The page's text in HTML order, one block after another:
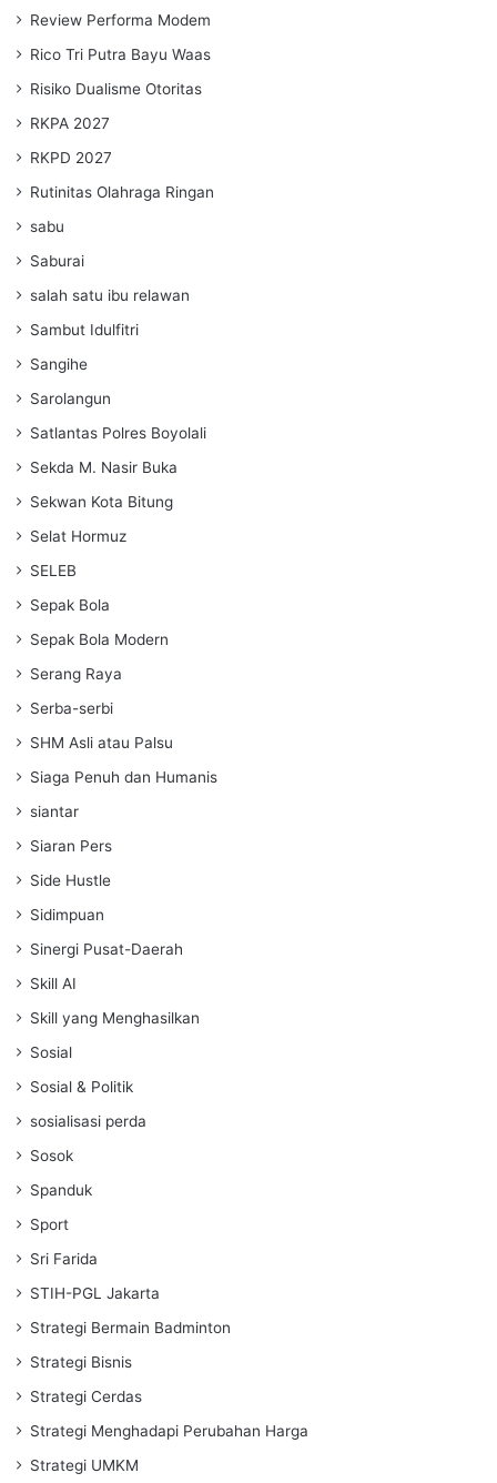
Review Performa Modem
Rico Tri Putra Bayu Waas
Risiko Dualisme Otoritas
RKPA 2027
RKPD 2027
Rutinitas Olahraga Ringan
sabu
Saburai
salah satu ibu relawan
Sambut Idulfitri
Sangihe
Sarolangun
Satlantas Polres Boyolali
Sekda M. Nasir Buka
Sekwan Kota Bitung
Selat Hormuz
SELEB
Sepak Bola
Sepak Bola Modern
Serang Raya
Serba-serbi
SHM Asli atau Palsu
Siaga Penuh dan Humanis
siantar
Siaran Pers
Side Hustle
Sidimpuan
Sinergi Pusat-Daerah
Skill AI
Skill yang Menghasilkan
Sosial
Sosial & Politik
sosialisasi perda
Sosok
Spanduk
Sport
Sri Farida
STIH-PGL Jakarta
Strategi Bermain Badminton
Strategi Bisnis
Strategi Cerdas
Strategi Menghadapi Perubahan Harga
Strategi UMKM